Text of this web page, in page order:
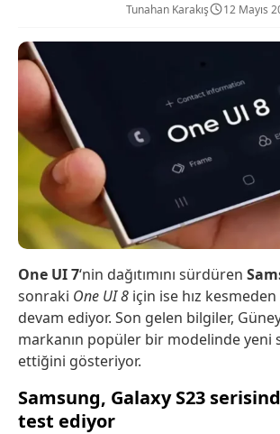
Tunahan Karakış 12 Mayıs
One UI 7‘nin dağıtımını sürdüren
sonraki One UI 8 için ise hız kesmeden
devam ediyor. Son gelen bilgiler,
markanın popüler bir modelinde
ettiğini gösteriyor.
Samsung, Galaxy S23
test ediyor